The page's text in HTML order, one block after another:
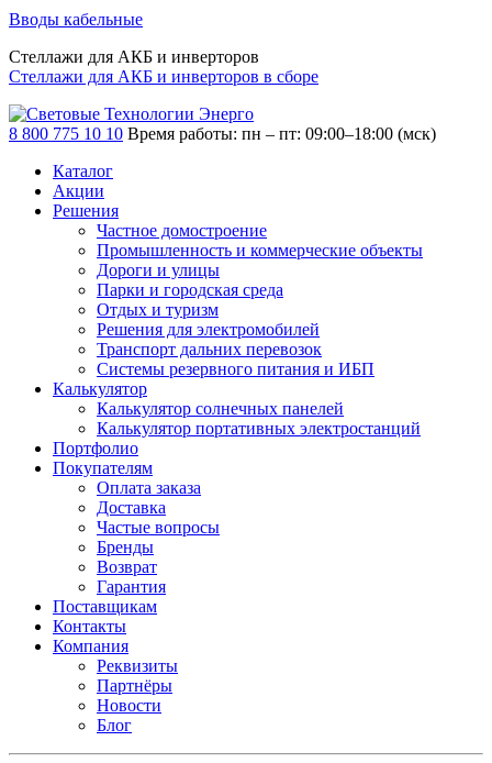
Вводы кабельные
Стеллажи для АКБ и инверторов
Стеллажи для АКБ и инверторов в сборе
8 800 775 10 10 Время работы: пн – пт: 09:00–18:00 (мск)
Каталог
Акции
Решения
Частное домостроение
Промышленность и коммерческие объекты
Дороги и улицы
Парки и городская среда
Отдых и туризм
Решения для электромобилей
Транспорт дальних перевозок
Системы резервного питания и ИБП
Калькулятор
Калькулятор солнечных панелей
Калькулятор портативных электростанций
Портфолио
Покупателям
Оплата заказа
Доставка
Частые вопросы
Бренды
Возврат
Гарантия
Поставщикам
Контакты
Компания
Реквизиты
Партнёры
Новости
Блог